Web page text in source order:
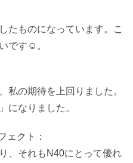
たものになっています。こ
です☺。
私の期待を上回りました。
になりました。
ェクト：
、それもN40にとって優れ